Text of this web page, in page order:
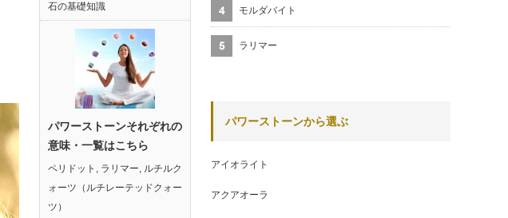
石の基礎知識
パワーストーンそれぞれの
意味・一覧はこちら
ペリドット , ラリマー, ルチルク
ォーツ（ルチレーテッドクォー
ツ）
モルダバイト
ラリマー
パワーストーンから選ぶ
アイオライト
アクアオーラ